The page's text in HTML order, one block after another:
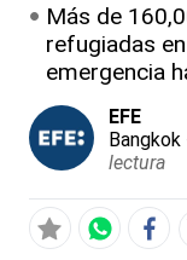
Más de
refugiadas
emergencia
EFE
Bangkok
lectura